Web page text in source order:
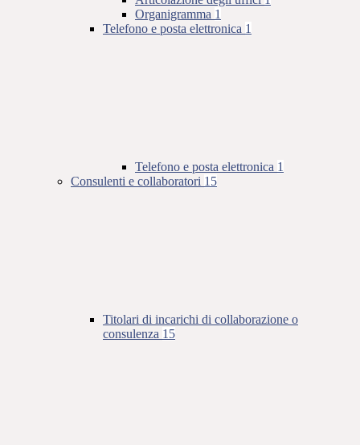
Organigramma 1
Telefono e posta elettronica 1
Telefono e posta elettronica 1
Consulenti e collaboratori 15
Titolari di incarichi di collaborazione o
consulenza 15